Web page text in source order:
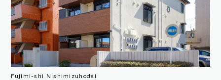
Fujimi-shi Nishimizuhodai